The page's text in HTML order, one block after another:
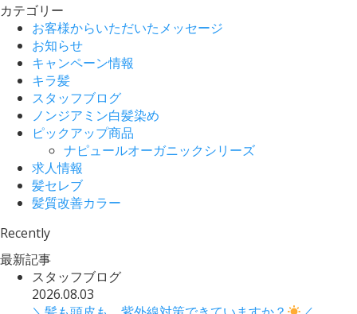
カテゴリー
お客様からいただいたメッセージ
お知らせ
キャンペーン情報
キラ髪
スタッフブログ
ノンジアミン白髪染め
ピックアップ商品
ナピュールオーガニックシリーズ
求人情報
髪セレブ
髪質改善カラー
Recently
最新記事
スタッフブログ
2026.08.03